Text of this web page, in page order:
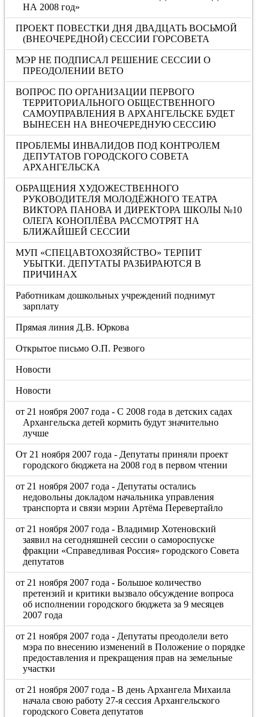
НА 2008 год»
ПРОЕКТ ПОВЕСТКИ ДНЯ ДВАДЦАТЬ ВОСЬМОЙ
(ВНЕОЧЕРЕДНОЙ) СЕССИИ ГОРСОВЕТА
МЭР НЕ ПОДПИСАЛ РЕШЕНИЕ СЕССИИ О
ПРЕОДОЛЕНИИ ВЕТО
ВОПРОС ПО ОРГАНИЗАЦИИ ПЕРВОГО
ТЕРРИТОРИАЛЬНОГО ОБЩЕСТВЕННОГО
САМОУПРАВЛЕНИЯ В АРХАНГЕЛЬСКЕ БУДЕТ
ВЫНЕСЕН НА ВНЕОЧЕРЕДНУЮ СЕССИЮ
ПРОБЛЕМЫ ИНВАЛИДОВ ПОД КОНТРОЛЕМ
ДЕПУТАТОВ ГОРОДСКОГО СОВЕТА
АРХАНГЕЛЬСКА
ОБРАЩЕНИЯ ХУДОЖЕСТВЕННОГО
РУКОВОДИТЕЛЯ МОЛОДЁЖНОГО ТЕАТРА
ВИКТОРА ПАНОВА И ДИРЕКТОРА ШКОЛЫ №10
ОЛЕГА КОНОПЛЁВА РАССМОТРЯТ НА
БЛИЖАЙШЕЙ СЕССИИ
МУП «СПЕЦАВТОХОЗЯЙСТВО» ТЕРПИТ
УБЫТКИ. ДЕПУТАТЫ РАЗБИРАЮТСЯ В
ПРИЧИНАХ
Работникам дошкольных учреждений поднимут
зарплату
Прямая линия Д.В. Юркова
Открытое письмо О.П. Резвого
Новости
Новости
от 21 ноября 2007 года - С 2008 года в детских садах
Архангельска детей кормить будут значительно
лучше
От 21 ноября 2007 года - Депутаты приняли проект
городского бюджета на 2008 год в первом чтении
от 21 ноября 2007 года - Депутаты остались
недовольны докладом начальника управления
транспорта и связи мэрии Артёма Перевертайло
от 21 ноября 2007 года - Владимир Хотеновский
заявил на сегодняшней сессии о самороспуске
фракции «Справедливая Россия» городского Совета
депутатов
от 21 ноября 2007 года - Большое количество
претензий и критики вызвало обсуждение вопроса
об исполнении городского бюджета за 9 месяцев
2007 года
от 21 ноября 2007 года - Депутаты преодолели вето
мэра по внесению изменений в Положение о порядке
предоставления и прекращения прав на земельные
участки
от 21 ноября 2007 года - В день Архангела Михаила
начала свою работу 27-я сессия Архангельского
городского Совета депутатов